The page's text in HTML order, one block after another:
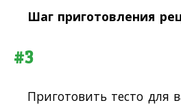
Шаг приготовления
#3
Приготовить тесто для